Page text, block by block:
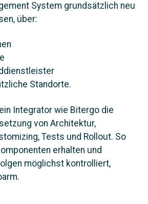
System grundsätzlich neu
über:
Standorte.
Integrator wie Bitergo die
von Architektur,
Tests und Rollout. So
erhalten und
möglichst kontrolliert,